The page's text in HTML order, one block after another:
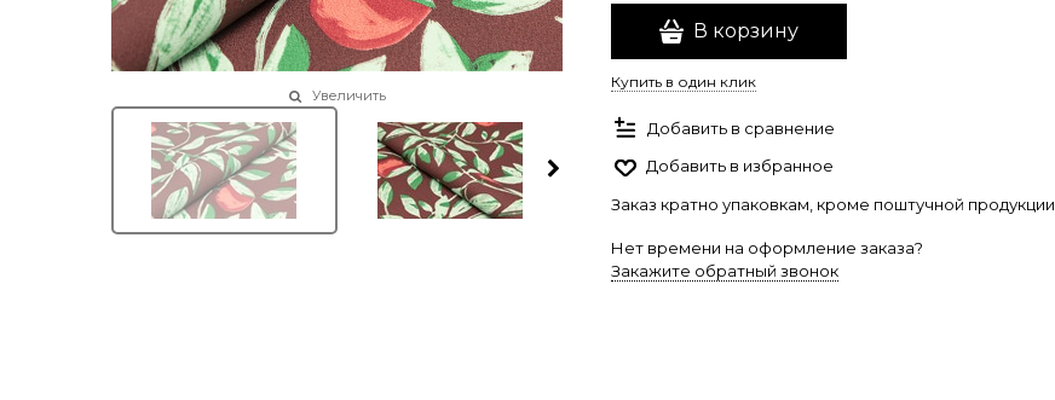
Увеличить
В корзину
Купить в один клик
Добавить в сравнение
Добавить в избранное
Заказ кратно упаковкам, кроме поштучной продукции.
Нет времени на оформление заказа?
Закажите обратный звонок